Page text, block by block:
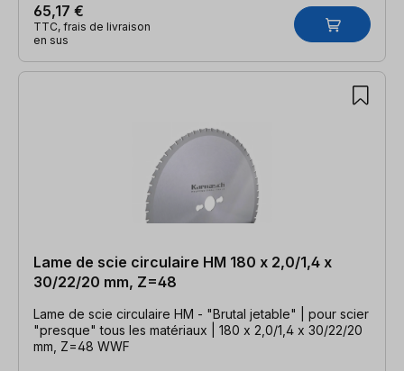
65,17 €
TTC, frais de livraison
en sus
Lame de scie circulaire HM 180 x 2,0/1,4 x
30/22/20 mm, Z=48
Lame de scie circulaire HM - "Brutal jetable" | pour scier
"presque" tous les matériaux | 180 x 2,0/1,4 x 30/22/20
mm, Z=48 WWF